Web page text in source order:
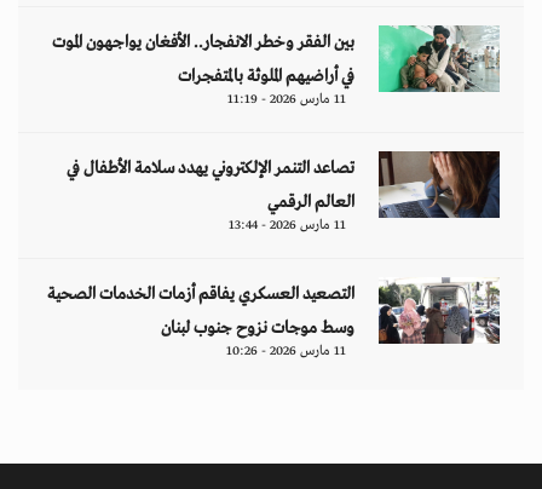
بين الفقر وخطر الانفجار.. الأفغان يواجهون الموت
في أراضيهم الملوثة بالمتفجرات
11 مارس 2026 - 11:19
تصاعد التنمر الإلكتروني يهدد سلامة الأطفال في
العالم الرقمي
11 مارس 2026 - 13:44
التصعيد العسكري يفاقم أزمات الخدمات الصحية
وسط موجات نزوح جنوب لبنان
11 مارس 2026 - 10:26